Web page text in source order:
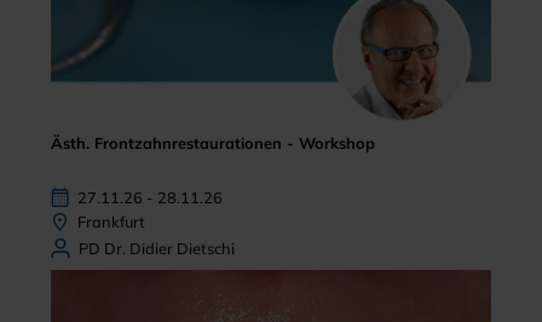
Ästh. Frontzahnrestaurationen - Workshop
27.11.26 - 28.11.26
Frankfurt
PD Dr. Didier Dietschi